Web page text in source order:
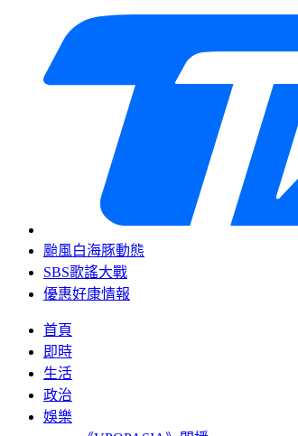
颱風白海豚動態
SBS歌謠大戰
優惠好康情報
首頁
即時
生活
政治
娛樂